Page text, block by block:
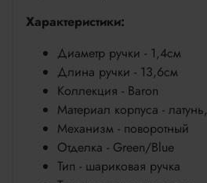
Характеристики:
Диаметр ручки - 1,4см
Длина ручки - 13,6см
Коллекция - Baron
Материал корпуса -
Механизм - поворотный
Отделка - Green/Blue
Тип - шариковая ручка